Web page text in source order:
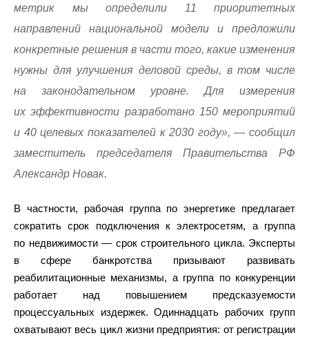
метрик мы определили 11 приоритетных
направлений национальной модели и предложили
конкретные решения в части того, какие изменения
нужны для улучшения деловой среды, в том числе
на законодательном уровне. Для измерения
их эффективности разработано 150 мероприятий
и 40 целевых показателей к 2030 году», — сообщил
заместитель председателя Правительства РФ
Александр Новак.
В частности, рабочая группа по энергетике предлагает
сократить срок подключения к электросетям, а группа
по недвижимости — срок строительного цикла. Эксперты
в сфере банкротства призывают развивать
реабилитационные механизмы, а группа по конкуренции
работает над повышением предсказуемости
процессуальных издержек. Одиннадцать рабочих групп
охватывают весь цикл жизни предприятия: от регистрации